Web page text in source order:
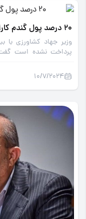
20 درصد پول گندم کاران هنوز پرداخت نشده است
پرداخت نشده است
گذشته پیش آمده بود رفع
10/7/2024